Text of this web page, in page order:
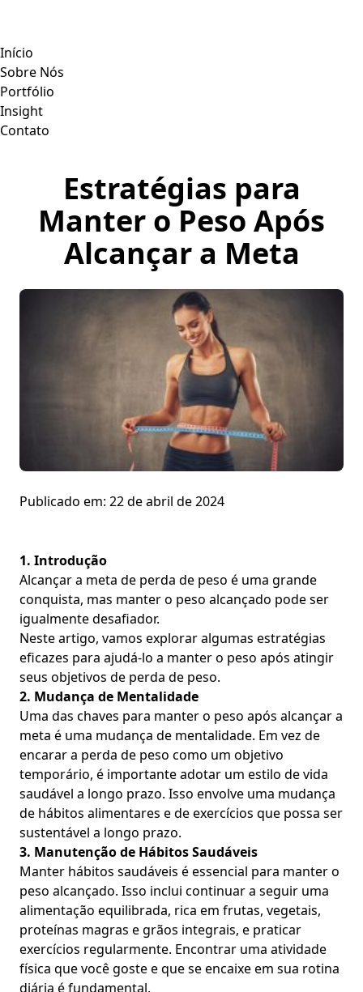
Início
Sobre Nós
Portfólio
Insight
Contato
Estratégias para
Manter o Peso Após
Alcançar a Meta
Publicado em: 22 de abril de 2024
1. Introdução
Alcançar a meta de perda de peso é uma grande
conquista, mas manter o peso alcançado pode ser
igualmente desafiador.
Neste artigo, vamos explorar algumas estratégias
eficazes para ajudá-lo a manter o peso após atingir
seus objetivos de perda de peso.
2. Mudança de Mentalidade
Uma das chaves para manter o peso após alcançar a
meta é uma mudança de mentalidade. Em vez de
encarar a perda de peso como um objetivo
temporário, é importante adotar um estilo de vida
saudável a longo prazo. Isso envolve uma mudança
de hábitos alimentares e de exercícios que possa ser
sustentável a longo prazo.
3. Manutenção de Hábitos Saudáveis
Manter hábitos saudáveis é essencial para manter o
peso alcançado. Isso inclui continuar a seguir uma
alimentação equilibrada, rica em frutas, vegetais,
proteínas magras e grãos integrais, e praticar
exercícios regularmente. Encontrar uma atividade
física que você goste e que se encaixe em sua rotina
diária é fundamental.